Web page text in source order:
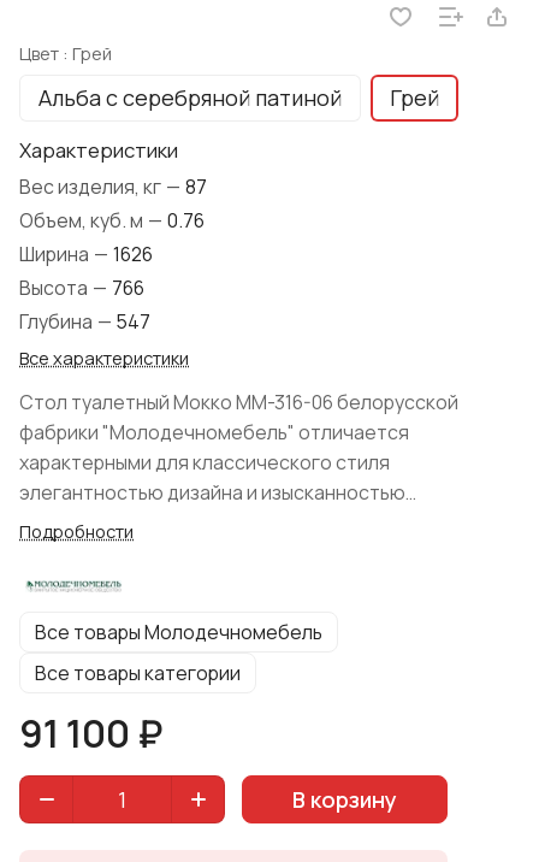
Цвет : Грей
Альба с серебряной патиной Грей
Характеристики
Вес изделия, кг — 87
Объем, куб. м — 0.76
Ширина — 1626
Высота — 766
Глубина — 547
Все характеристики
Стол туалетный Мокко ММ-316-06 белорусской
фабрики "Молодечномебель" отличается
характерными для классического стиля
элегантностью дизайна и изысканностью
декоративного оформления: плавные формы с
изумительная художественная резьба.
Подробности
Все товары Молодечномебель
Все товары категории
91 100 ₽
В корзину